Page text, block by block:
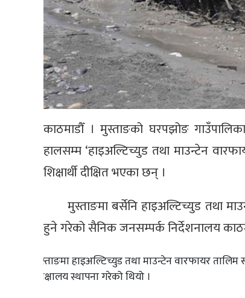
काठमाडौँ । मुस्ताङको घरपझोङ
हालसम्म ‘हाइअल्टिच्युड तथा माउन्टेन
शिक्षार्थी दीक्षित भएका छन् ।
मुस्ताङमा बर्सेनि हाइअल्टिच्युड तथा
हुने गरेको सैनिक जनसम्पर्क निर्देशनालय
मुस्ताङमा हाइअल्टिच्युड तथा माउन्टेन वारफायर
शिक्षालय स्थापना गरेको थियो ।